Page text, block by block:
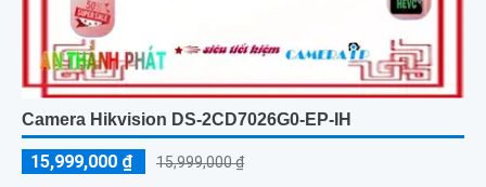
Camera Hikvision DS-2CD7026G0-EP-IH
15,999,000 ₫ 15,999,000 ₫